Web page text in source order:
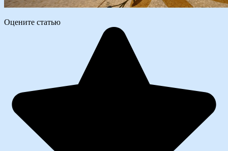
Оцените статью